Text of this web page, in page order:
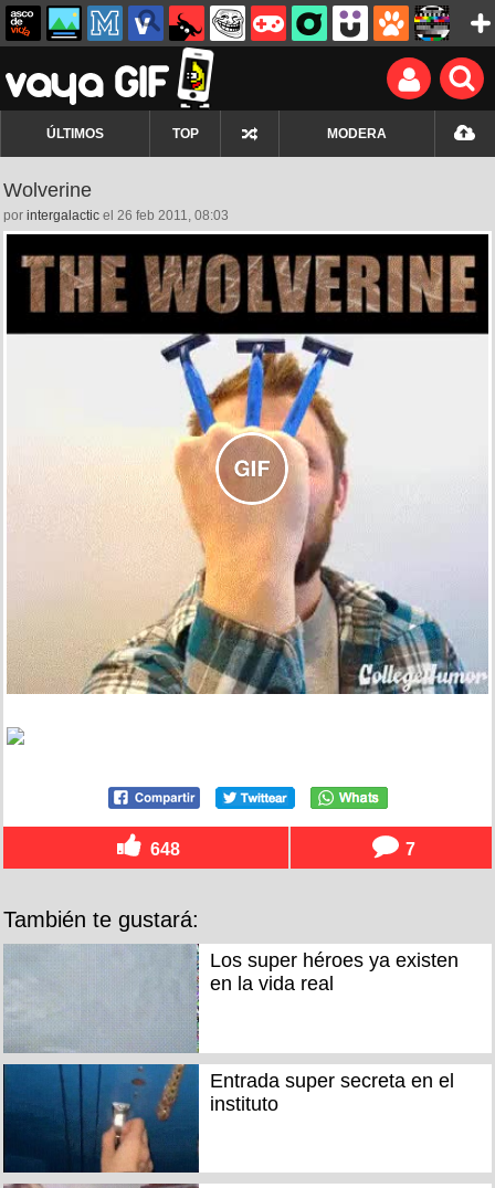
ÚLTIMOS TOP MODERA
Wolverine
por intergalactic el 26 feb 2011, 08:03
648 7
También te gustará:
Los super héroes ya existen
en la vida real
Entrada super secreta en el
instituto